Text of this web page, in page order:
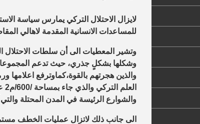
لايزال الاحتلال التركي يمارس سياسة
للمساعدات الانسانية المقدمة لاهالي
وتشير المعطيات الى أن سلطات الاحتلال
وشكلها بشكلٍ جذري، حيث تدعم المجموعات
والذين هجرتهم بالقوة،كماوترفع
العلم التركي والذي جاء بمساحة /600/م2 على سفح جبل “غر
والشوارع الرئيسة في المدن المحتلة
الى جانب ذلك لاتزال عمليات الخطف